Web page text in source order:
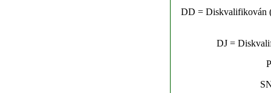
DD = Diskvalifikován
DJ =